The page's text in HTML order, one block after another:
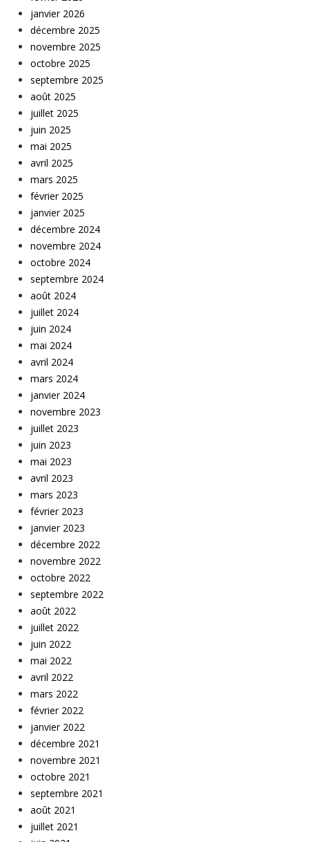
janvier 2026
décembre 2025
novembre 2025
octobre 2025
septembre 2025
août 2025
juillet 2025
juin 2025
mai 2025
avril 2025
mars 2025
février 2025
janvier 2025
décembre 2024
novembre 2024
octobre 2024
septembre 2024
août 2024
juillet 2024
juin 2024
mai 2024
avril 2024
mars 2024
janvier 2024
novembre 2023
juillet 2023
juin 2023
mai 2023
avril 2023
mars 2023
février 2023
janvier 2023
décembre 2022
novembre 2022
octobre 2022
septembre 2022
août 2022
juillet 2022
juin 2022
mai 2022
avril 2022
mars 2022
février 2022
janvier 2022
décembre 2021
novembre 2021
octobre 2021
septembre 2021
août 2021
juillet 2021